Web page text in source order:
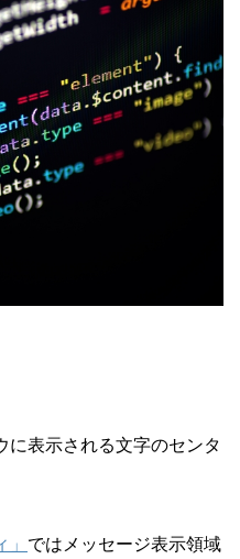
表示される文字のセンタ
ではメッセージ表示領域